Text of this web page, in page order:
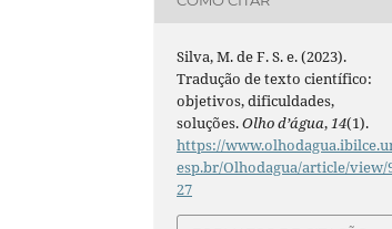
Silva, M. de F. S. e. (2023).
Tradução de texto científico:
objetivos, dificuldades,
soluções.Olho d’água,14(1).
https://
esp.br/Olhodagua/article/view/
27